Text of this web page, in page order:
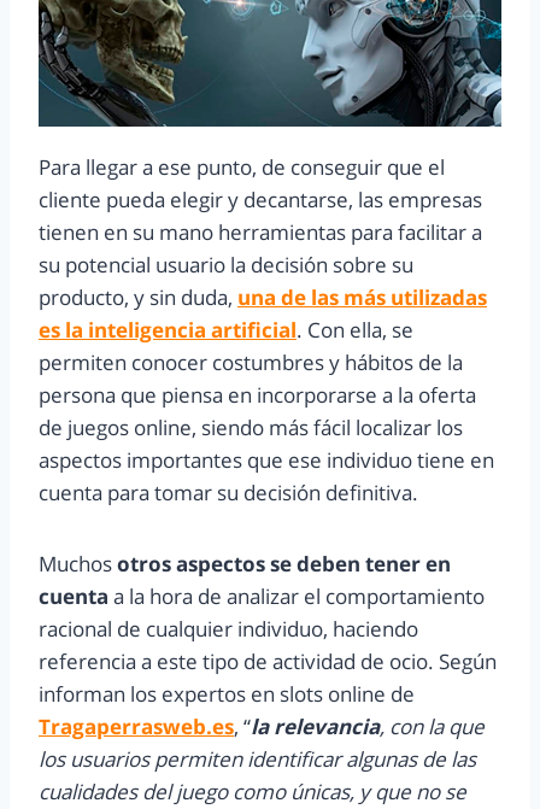
Para llegar a ese punto, de conseguir que el
cliente pueda elegir y decantarse, las empresas
tienen en su mano herramientas para facilitar a
su potencial usuario la decisión sobre su
producto, y sin duda, una de las más utilizadas
es la inteligencia artificial. Con ella, se
permiten conocer costumbres y hábitos de la
persona que piensa en incorporarse a la oferta
de juegos online, siendo más fácil localizar los
aspectos importantes que ese individuo tiene en
cuenta para tomar su decisión definitiva.
Muchosotros aspectos se deben tener en
cuenta a la hora de analizar el comportamiento
racional de cualquier individuo, haciendo
referencia a este tipo de actividad de ocio. Según
informan los expertos en slots online de
Tragaperrasweb.es, “la relevancia, con la que
los usuarios permiten identificar algunas de las
cualidades del juego como únicas, y que no se